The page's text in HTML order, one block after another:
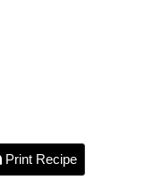
Print Recipe